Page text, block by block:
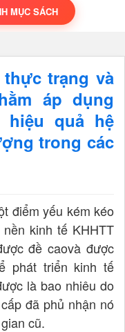
NAVIGATION
MỤC SÁCH
trạng và
áp dụng
quả hệ
trong các
điểm yếu kém kéo
kinh tế KHHTT
đề caovà được
phát triển kinh tế
là bao nhiêu do
đã phủ nhận nó
cũ.